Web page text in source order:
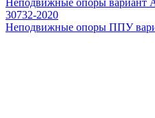
Неподвижные опоры
30732-2020
Неподвижные опоры ППУ